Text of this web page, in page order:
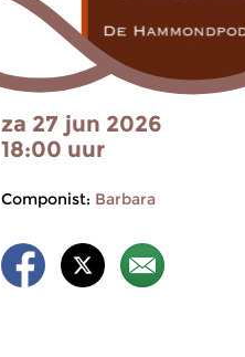
za 27 jun 2026
18:00 uur
Componist: Barbara